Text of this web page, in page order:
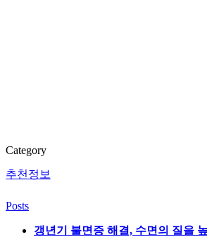
Category
추천정보
Posts
갱년기 불면증 해결, 수면의 질을